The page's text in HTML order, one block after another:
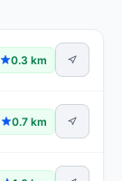
0.3 km
0.7 km